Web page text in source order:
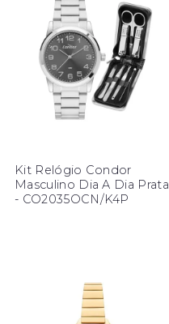
Kit Relógio Condor
Masculino Dia A Dia Prata
- CO2035OCN/K4P